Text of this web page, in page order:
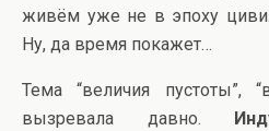
живём уже не в эпоху
Ну, да время покажет…
Тема “величия пустоты”,
вызревала давно.